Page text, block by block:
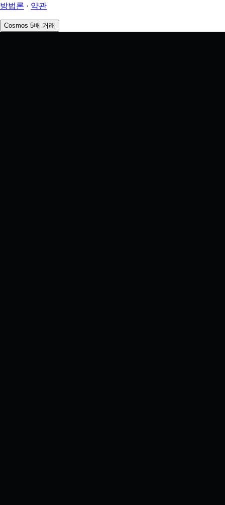
방법론 · 약관
Cosmos 5배 거래